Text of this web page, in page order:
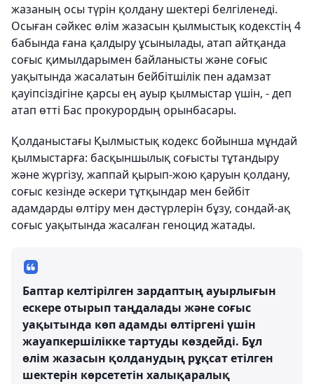
жазаның осы түрін қолдану шектері белгіленеді.
Осыған сәйкес өлім жазасын қылмыстық кодекстің 4
бабында ғана қалдыру ұсынылады, атап айтқанда
соғыс қимылдарымен байланысты және соғыс
уақытында жасалатын бейбітшілік пен адамзат
қауіпсіздігіне қарсы ең ауыр қылмыстар үшін, - деп
атап өтті Бас прокурордың орынбасары.
Қолданыстағы Қылмыстық кодекс бойынша мұндай
қылмыстарға: басқыншылық соғысты тұтандыру
және жүргізу, жаппай қырып-жою қаруын қолдану,
соғыс кезінде әскери тұтқындар мен бейбіт
адамдарды өлтіру мен дәстүрлерін бұзу, сондай-ақ
соғыс уақытында жасалған геноцид жатады.
Баптар келтірілген зардаптың ауырлығын
ескере отырып таңдалады және соғыс
уақытында көп адамды өлтіргені үшін
жауапкершілікке тартуды көздейді. Бұл
өлім жазасын қолданудың рұқсат етілген
шектерін көрсететін халықаралық